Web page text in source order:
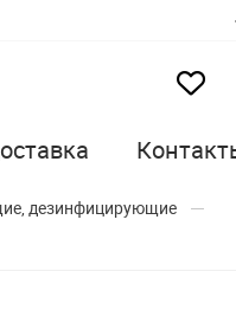
дезинфицирующие